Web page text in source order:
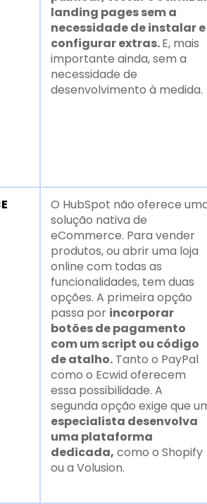
landing pages sem a
necessidade de instalar e
configurar extras.E, mais
importante ainda, sem a
necessidade de
desenvolvimento à medida.
O HubSpot não oferece
solução nativa de
eCommerce. Para vender
produtos, ou abrir uma loja
online com todas as
funcionalidades, tem duas
opções. A primeira opção
passa por incorporar
botões de pagamento
com um script ou código
de atalho.Tanto o PayPal
como o Ecwid oferecem
essa possibilidade. A
segunda opção exige que
especialista desenvolva
uma plataforma
dedicada, como o Shopify
ou a Volusion.